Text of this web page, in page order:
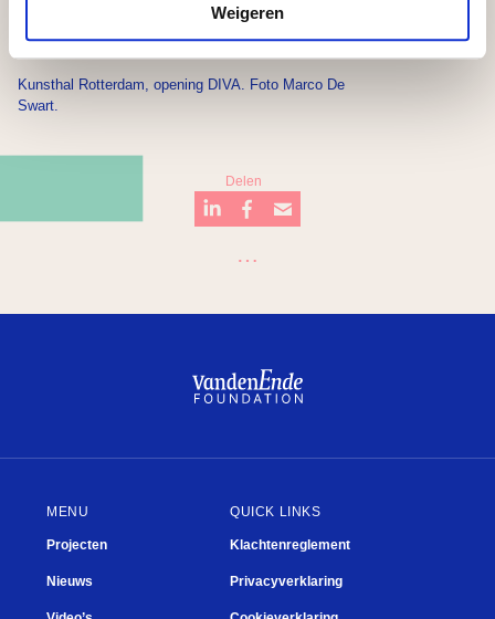
Weigeren
Kunsthal Rotterdam, opening DIVA. Foto Marco De
Swart.
Delen
…
MENU
Projecten
Nieuws
QUICK LINKS
Klachtenreglement
Privacyverklaring